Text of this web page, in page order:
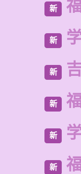
新
新
新
新
新
新